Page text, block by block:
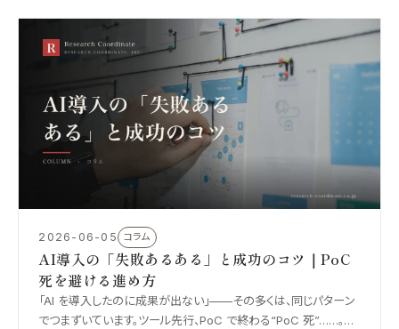
2026-06-05 コラム
AI導入の「失敗あるある」と成功のコツ｜PoC
死を避ける進め方
「AI を導入したのに成果が出ない」——その多くは、同じパターン
でつまずいています。ツール先行、PoC で終わる“PoC 死”……。